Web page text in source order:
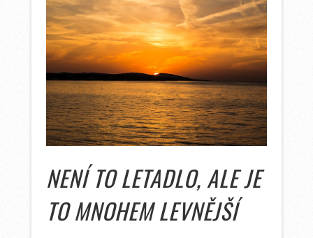
NENÍ TO LETADLO, ALE JE
TO MNOHEM LEVNĚJŠÍ